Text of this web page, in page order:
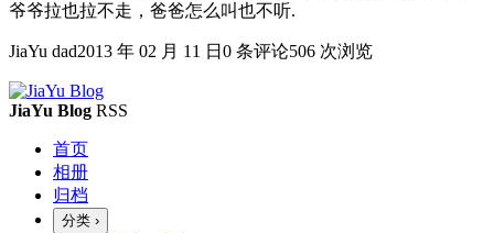
爷爷拉也拉不走，爸爸怎么叫也不听.
JiaYu dad2013 年 02 月 11 日 0 条评论506 次浏览
JiaYu Blog RSS
首页
相册
归档
分类 ›